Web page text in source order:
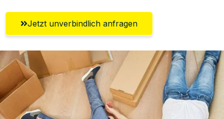
Jetzt unverbindlich anfragen